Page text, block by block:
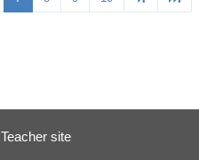
Teacher site